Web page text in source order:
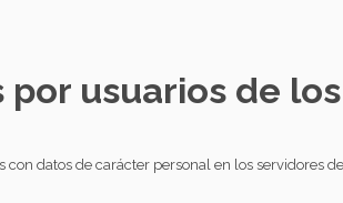
usuarios de
con datos de carácter personal en los servidores